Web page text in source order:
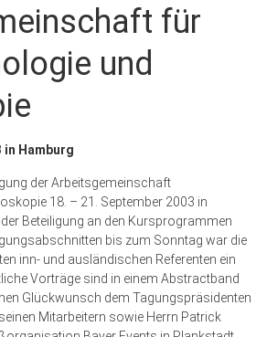
für
und
in Hamburg
der Arbeitsgemeinschaft
18. – 21. September 2003 in
Beteiligung an den Kursprogrammen
bis zum Sonntag war die
inn- und ausländischen Referenten ein
Vorträge sind in einem Abstractband
Glückwunsch dem Tagungspräsidenten
Mitarbeitern sowie Herrn Patrick